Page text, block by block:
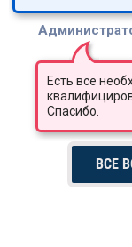
Есть все
Спасибо.
ВСЕ